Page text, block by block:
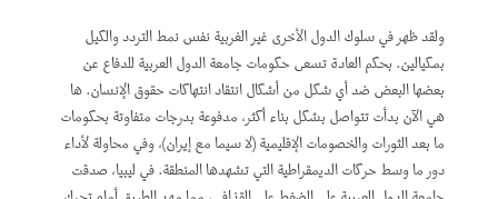
ولقد ظهر في سلوك الدول الأخرى غير الغربية نفس نمط التردد والكيل
بمكيالين. بحكم العادة تسعى حكومات جامعة الدول العربية للدفاع عن
بعضها البعض ضد أي شكل من أشكال انتقاد انتهاكات حقوق الإنسان. ها
هي الآن بدأت تتواصل بشكل بناء أكثر، مدفوعة بدرجات متفاوتة بحكومات
ما بعد الثورات والخصومات الإقليمية (لا سيما مع إيران)، وفي محاولة لأداء
دور ما وسط حركات الديمقراطية التي تشهدها المنطقة. في ليبيا، صدقت